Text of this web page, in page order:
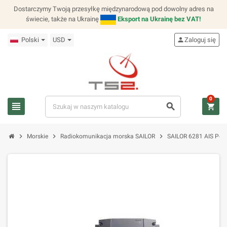
Dostarczymy Twoją przesyłkę międzynarodową pod dowolny adres na
świecie, także na Ukrainę
Eksport na Ukrainę bez VAT!
Polski USD
view_headline search
personZaloguj się
shopping_cart
0
chevron_right Morskie chevron_right Radiokomunikacja morska SAILOR chevron_right SAILOR 6281 AIS